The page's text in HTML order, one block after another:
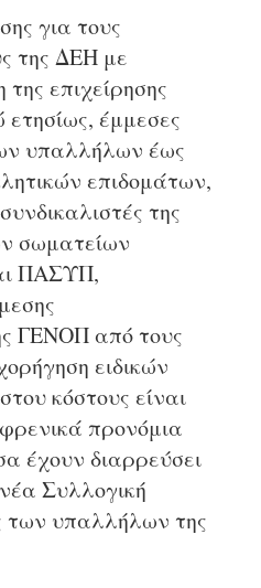
για τους
της ΔΕΗ με
επιχείρησης
έμμεσες
υπαλλήλων έως
επιδομάτων,
της
σωματείων
ΠΑΣΥΠ,
ΓΕΝΟΠ από τους
ειδικών
κόστους είναι
προνόμια
έχουν διαρρεύσει
Συλλογική
υπαλλήλων της